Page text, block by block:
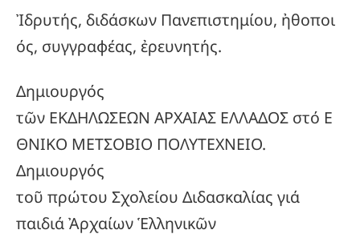
Ἰδρυτής, διδάσκων Πανεπιστημίου, ἠθοποι
ός, συγγραφέας, ἐρευνητής.
Δημιουργός
τῶν ΕΚΔΗΛΩΣΕΩΝ ΑΡΧΑΙΑΣ ΕΛΛΑΔΟΣ στό Ε
ΘΝΙΚΟ ΜΕΤΣΟΒΙΟ ΠΟΛΥΤΕΧΝΕΙΟ.
Δημιουργός
τοῦ πρώτου Σχολείου Διδασκαλίας γιά
παιδιά Ἀρχαίων Ἑλληνικῶν